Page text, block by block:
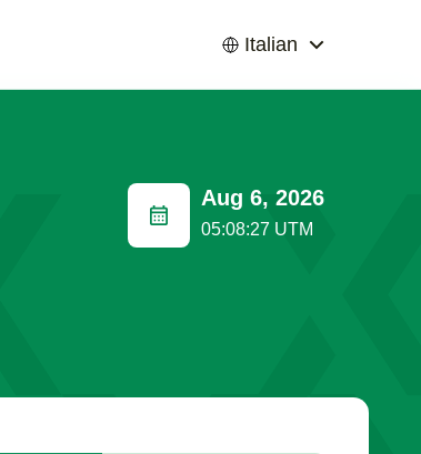
Italian
Aug 6, 2026
05:08:28 UTM